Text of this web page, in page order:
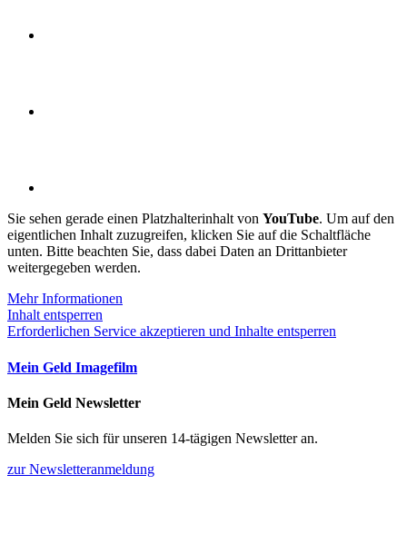
Sie sehen gerade einen Platzhalterinhalt von YouTube. Um auf den
eigentlichen Inhalt zuzugreifen, klicken Sie auf die Schaltfläche
unten. Bitte beachten Sie, dass dabei Daten an Drittanbieter
weitergegeben werden.
Mehr Informationen
Inhalt entsperren
Erforderlichen Service akzeptieren und Inhalte entsperren
Mein Geld Imagefilm
Mein Geld Newsletter
Melden Sie sich für unseren 14-tägigen Newsletter an.
zur Newsletteranmeldung